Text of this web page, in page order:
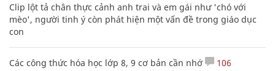
Clip lột tả chân thực cảnh anh trai và em gái như 'chó với
mèo', người tinh ý còn phát hiện một vấn đề trong giáo dục
con
Các công thức hóa học lớp 8, 9 cơ bản cần nhớ 106